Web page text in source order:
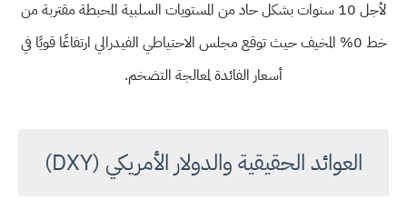
لأجل 10 سنوات بشكل حاد من المستويات السلبية المحبطة مقتربة من
خط 0% المخيف حيث توقع مجلس الاحتياطي الفيدرالي ارتفاعًا قويًا في
أسعار الفائدة لمعالجة التضخم.
العوائد الحقيقية والدولار الأمريكي (DXY)